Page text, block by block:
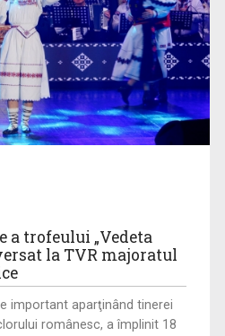
zi de vară
a trofeului „Vedeta
la TVR majoratul
important aparţinând tinerei
românesc, a împlinit 18